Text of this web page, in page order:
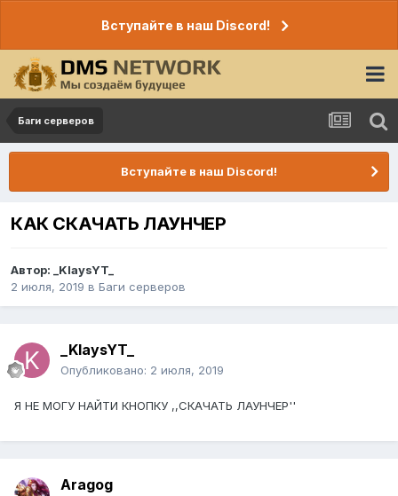
Вступайте в наш Discord!
Баги серверов
Вступайте в наш Discord!
КАК СКАЧАТЬ ЛАУНЧЕР
Автор: _KlaysYT_
2 июля, 2019 в Баги серверов
_KlaysYT_
Опубликовано: 2 июля, 2019
Я НЕ МОГУ НАЙТИ КНОПКУ ,,СКАЧАТЬ ЛАУНЧЕР''
Aragog